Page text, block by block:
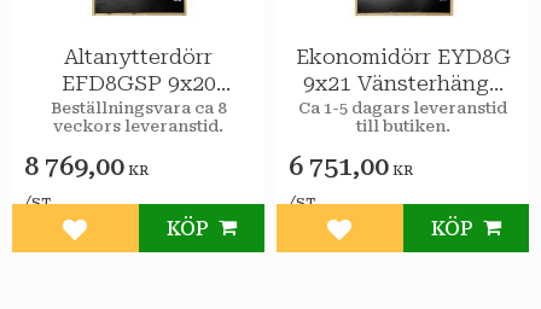
Altanytterdörr
EFD8GSP 9x20
Vänsterhängd STAR
Varmförråd Klar
spröjs
Beställningsvara ca 8
veckors leveranstid.
8 769,00 KR
/ST
Lägg till i favoriter
KÖP
Ekonomidörr EYD8G
9x21 Vänsterhängd
STAR Varmförråd 2-
glas isolerruta
Ca 1-5 dagars leveranstid
till butiken.
6 751,00 KR
/ST
Lägg till i favoriter
KÖP